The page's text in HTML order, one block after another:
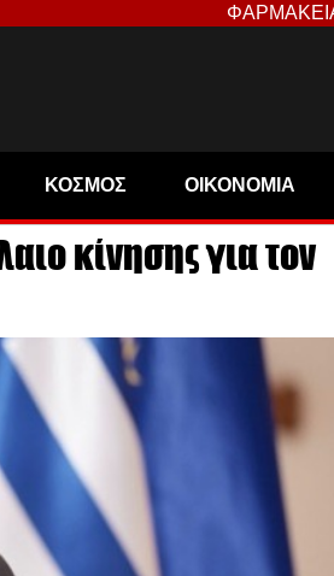
ΚΟΣΜΟΣ ΟΙΚΟΝΟΜΙΑ
κίνησης για τον